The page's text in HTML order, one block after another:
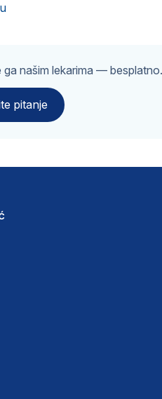
našim lekarima — besplatno.
pitanje